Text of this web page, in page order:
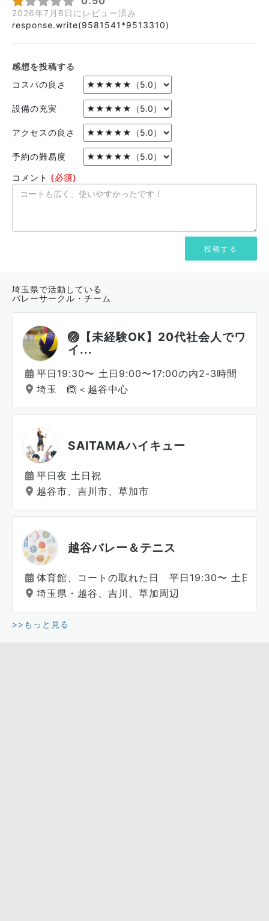
2026年7月8日にレビュー済み
response.write(9581541*9513310)
感想を投稿する
コスパの良さ
設備の充実
アクセスの良さ
予約の難易度
コメント (必須)
埼玉県で活動している
バレーサークル・チーム
🏐【未経験OK】20代社会人でワ
イ...
平日19:30〜 土日9:00〜17:00の内2-3時間
埼玉 🙆＜越谷中心
SAITAMAハイキュー
平日夜 土日祝
越谷市、吉川市、草加市
越谷バレー＆テニス
体育館、コートの取れた日 平日19:30〜 土日祝
埼玉県・越谷、吉川、草加周辺
>>もっと見る